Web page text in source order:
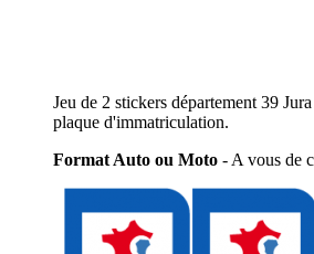
Jeu de 2 stickers département 39
plaque d'immatriculation.
Format Auto ou Moto - A vous de